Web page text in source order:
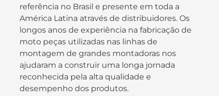
referência no Brasil e presente em toda a
América Latina através de distribuidores. Os
longos anos de experiência na fabricação de
moto peças utilizadas nas linhas de
montagem de grandes montadoras nos
ajudaram a construir uma longa jornada
reconhecida pela alta qualidade e
desempenho dos produtos.